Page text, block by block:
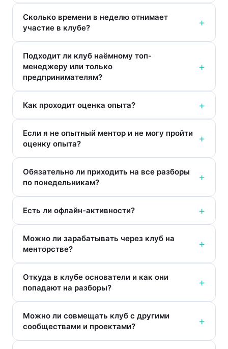
Сколько времени в неделю отнимает
участие в клубе?
Подходит ли клуб наёмному топ-
менеджеру или только
предпринимателям?
Как проходит оценка опыта?
Если я не опытный ментор и не могу пройти
оценку опыта?
Обязательно ли приходить на все разборы
по понедельникам?
Есть ли офлайн-активности?
Можно ли зарабатывать через клуб на
менторстве?
Откуда в клубе основатели и как они
попадают на разборы?
Можно ли совмещать клуб с другими
сообществами и проектами?